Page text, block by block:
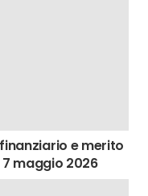
e merito
maggio 2026